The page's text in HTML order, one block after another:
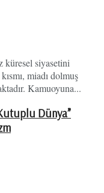
küresel siyasetini
miadı dolmuş
Kamuoyuna...
Dünya”